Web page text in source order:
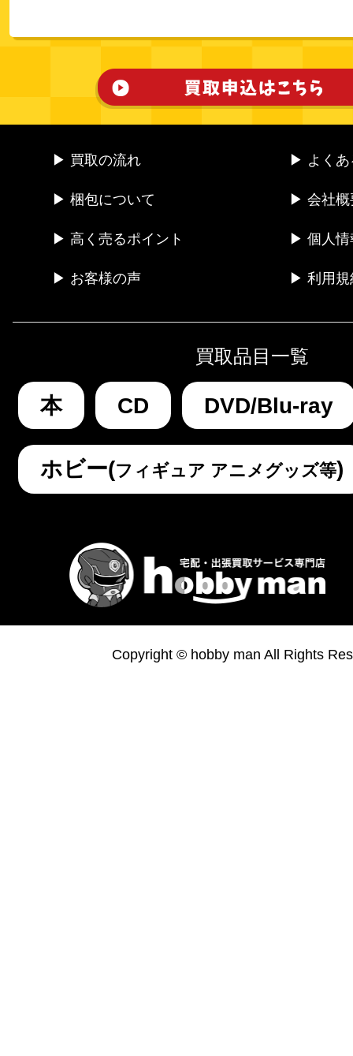
▶ 買取の流れ
▶ 梱包について
▶ 高く売るポイント
▶ お客様の声
▶ よくあ
▶ 会社概
▶ 個人情
▶ 利用規
買取品目一覧
本 CD DVD/Blu-ray
ホビー(フィギュア アニメグッズ等)
Copyright © hobby man All Rights